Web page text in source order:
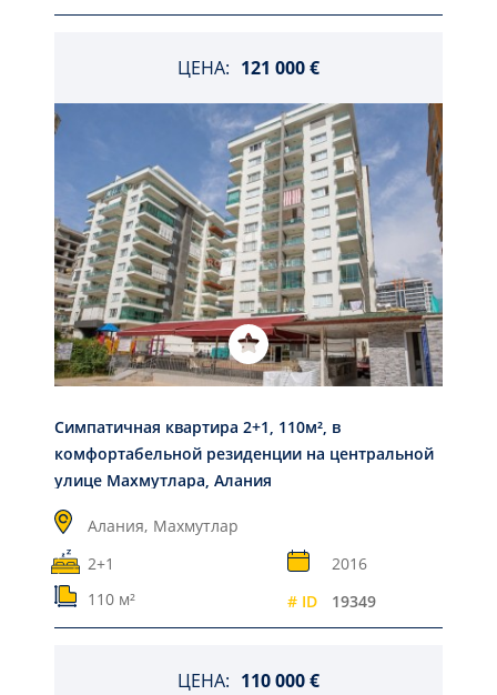
ЦЕНА: 121 000 €
Симпатичная квартира 2+1, 110м², в
комфортабельной резиденции на центральной
улице Махмутлара, Алания
Алания, Махмутлар
2+1
2016
110 м²
# ID 19349
ЦЕНА: 110 000 €